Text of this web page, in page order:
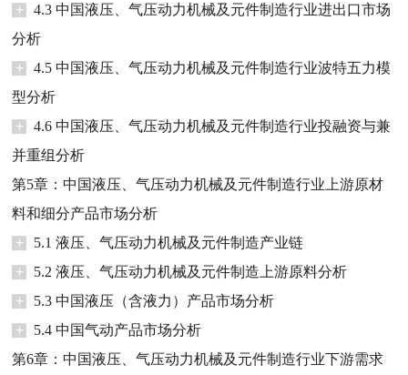
+
4.3 中国液压、气压动力机械及元件制造行业进出口市场
分析
+
4.5 中国液压、气压动力机械及元件制造行业波特五力模
型分析
+
4.6 中国液压、气压动力机械及元件制造行业投融资与兼
并重组分析
第5章：中国液压、气压动力机械及元件制造行业上游原材
料和细分产品市场分析
+
5.1 液压、气压动力机械及元件制造产业链
+
5.2 液压、气压动力机械及元件制造上游原料分析
+
5.3 中国液压（含液力）产品市场分析
+
5.4 中国气动产品市场分析
第6章：中国液压、气压动力机械及元件制造行业下游需求